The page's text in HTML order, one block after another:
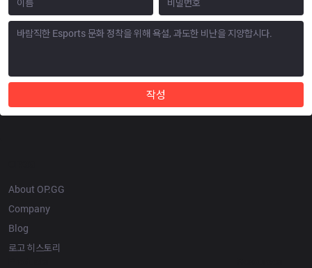
작성
About OP.GG
Company
Blog
로고 히스토리